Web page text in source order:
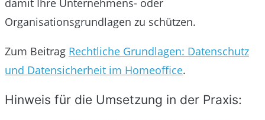
Organisationsgrundlagen zu schützen.
Zum Beitrag Rechtliche Grundlagen: Datenschutz
und Datensicherheit im Homeoffice.
Hinweis für die Umsetzung in der Praxis: